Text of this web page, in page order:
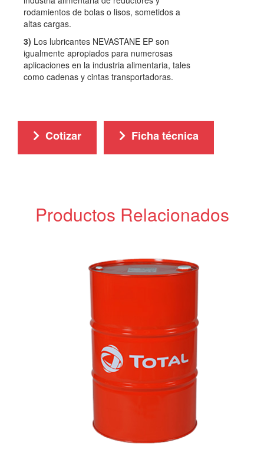
rodamientos de bolas o lisos, sometidos a
altas cargas.
3) Los lubricantes NEVASTANE EP son
igualmente apropiados para numerosas
aplicaciones en la industria alimentaria, tales
como cadenas y cintas transportadoras.
Cotizar Ficha técnica
Productos Relacionados